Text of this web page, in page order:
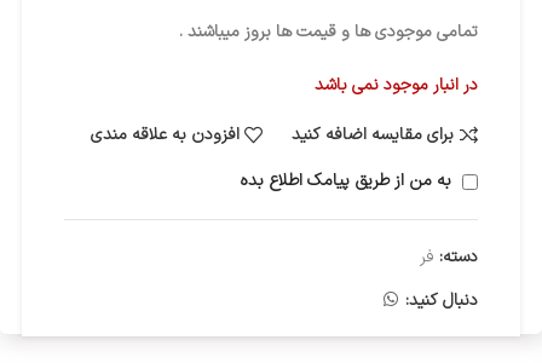
تمامی موجودی ها و قیمت ها بروز میباشند .
در انبار موجود نمی باشد
برای مقایسه اضافه کنید
افزودن به علاقه مندی
به من از طریق پیامک اطلاع بده
دسته: فر
دنبال کنید: